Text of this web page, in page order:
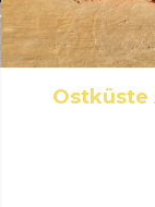
Ostküste